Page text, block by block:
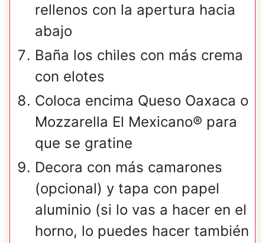
rellenos con la apertura hacia
abajo
Baña los chiles con más crema
con elotes
Coloca encima Queso Oaxaca o
Mozzarella El Mexicano® para
que se gratine
Decora con más camarones
(opcional) y tapa con papel
aluminio (si lo vas a hacer en el
horno, lo puedes hacer también